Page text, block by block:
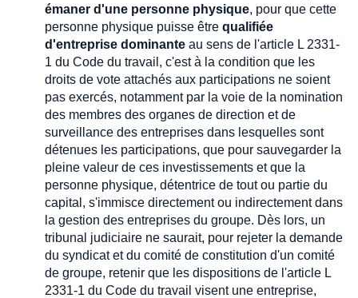
émaner d'une personne physique, pour que cette
personne physique puisse être qualifiée
d'entreprise dominante au sens de l'article L 2331-
1 du Code du travail, c'est à la condition que les
droits de vote attachés aux participations ne soient
pas exercés, notamment par la voie de la nomination
des membres des organes de direction et de
surveillance des entreprises dans lesquelles sont
détenues les participations, que pour sauvegarder la
pleine valeur de ces investissements et que la
personne physique, détentrice de tout ou partie du
capital, s'immisce directement ou indirectement dans
la gestion des entreprises du groupe. Dès lors, un
tribunal judiciaire ne saurait, pour rejeter la demande
du syndicat et du comité de constitution d'un comité
de groupe, retenir que les dispositions de l'article L
2331-1 du Code du travail visent une entreprise,